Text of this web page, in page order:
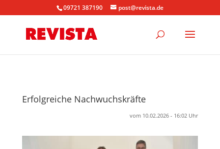
09721 387190 post@revista.de
Erfolgreiche Nachwuchskräfte
vom 10.02.2026 - 16:02 Uhr